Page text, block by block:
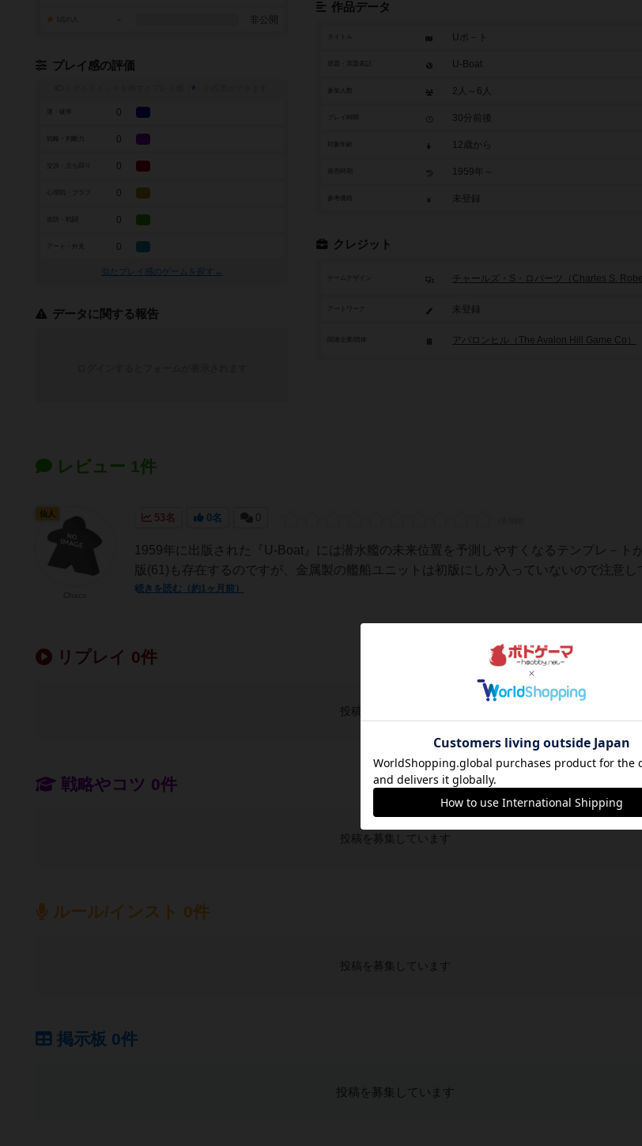
作品データ
タイトル Uボ－ト
U-Boat
参加人数 2人～6人
30分前後
12歳から
1959年～
参考価格 未登録
クレジット
ゲームデザイン チャールズ・S・ロバーツ（Charles S.
アートワーク 未登録
アバロンヒル（The Avalon Hill Game Co）
- 非公開
プレイ感の評価
※
0
戦略・判断力 0
0
0
0
アート・外見 0
似たプレイ感のゲームを探す→
データに関する報告
レビュー 1件
53名 0名 0
1959年に出版された『U-Boat』には潜水艦の未来位置を予測しやすくなるテンプレ－ト
版(61)も存在するのですが、金属製の艦船ユニットは初版にしか入っていないので注意し
続きを読む（約1ヶ月前）
仙人
リプレイ 0件
投稿を募集しています
戦略やコツ 0件
投稿を募集しています
ルール/インスト 0件
投稿を募集しています
掲示板 0件
投稿を募集しています